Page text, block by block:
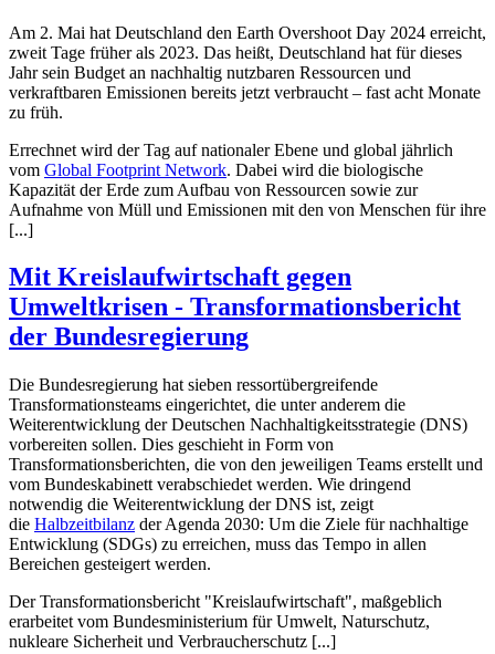
Am 2. Mai hat Deutschland den Earth Overshoot Day 2024 erreicht,
zweit Tage früher als 2023. Das heißt, Deutschland hat für dieses
Jahr sein Budget an nachhaltig nutzbaren Ressourcen und
verkraftbaren Emissionen bereits jetzt verbraucht – fast acht Monate
zu früh.
Errechnet wird der Tag auf nationaler Ebene und global jährlich
vom Global Footprint Network. Dabei wird die biologische
Kapazität der Erde zum Aufbau von Ressourcen sowie zur
Aufnahme von Müll und Emissionen mit den von Menschen für ihre
[...]
Mit Kreislaufwirtschaft gegen
Umweltkrisen - Transformationsbericht
der Bundesregierung
Die Bundesregierung hat sieben ressortübergreifende
Transformationsteams eingerichtet, die unter anderem die
Weiterentwicklung der Deutschen Nachhaltigkeitsstrategie (DNS)
vorbereiten sollen. Dies geschieht in Form von
Transformationsberichten, die von den jeweiligen Teams erstellt und
vom Bundeskabinett verabschiedet werden. Wie dringend
notwendig die Weiterentwicklung der DNS ist, zeigt
die Halbzeitbilanz der Agenda 2030: Um die Ziele für nachhaltige
Entwicklung (SDGs) zu erreichen, muss das Tempo in allen
Bereichen gesteigert werden.
Der Transformationsbericht "Kreislaufwirtschaft", maßgeblich
erarbeitet vom Bundesministerium für Umwelt, Naturschutz,
nukleare Sicherheit und Verbraucherschutz [...]